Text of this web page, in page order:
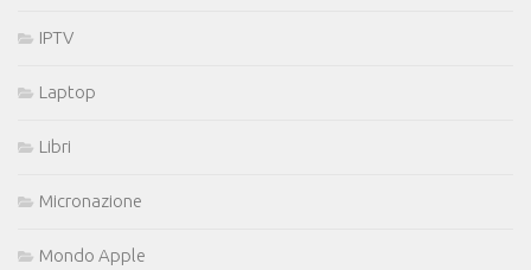
IPTV
Laptop
Libri
Micronazione
Mondo Apple